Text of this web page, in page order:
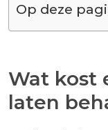
Op deze
Wat kost
laten